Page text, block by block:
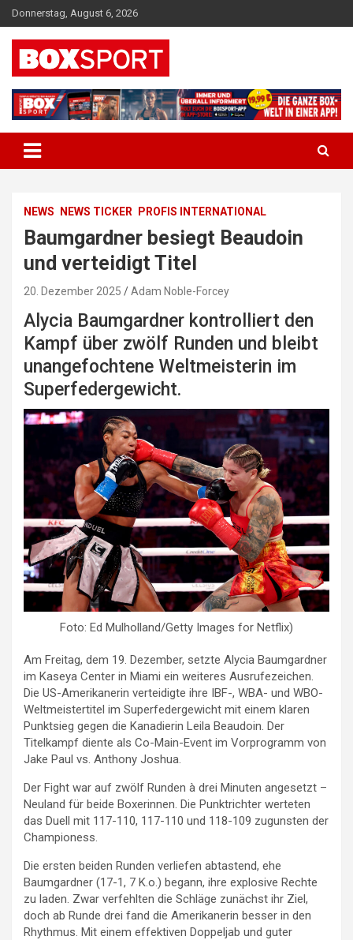
Skip
to
content
Donnerstag, August 6, 2026
BOXSPORT
NEWS NEWS TICKER PROFIS INTERNATIONAL
Baumgardner besiegt Beaudoin
und verteidigt Titel
20. Dezember 2025 Adam Noble-Forcey
Alycia Baumgardner kontrolliert den
Kampf über zwölf Runden und bleibt
unangefochtene Weltmeisterin im
Superfedergewicht.
Foto: Ed Mulholland/Getty Images for Netflix)
Am Freitag, dem 19. Dezember, setzte Alycia Baumgardner
im Kaseya Center in Miami ein weiteres Ausrufezeichen.
Die US-Amerikanerin verteidigte ihre IBF-, WBA- und WBO-
Weltmeistertitel im Superfedergewicht mit einem klaren
Punktsieg gegen die Kanadierin Leila Beaudoin. Der
Titelkampf diente als Co-Main-Event im Vorprogramm von
Jake Paul vs. Anthony Joshua.
Der Fight war auf zwölf Runden à drei Minuten angesetzt –
Neuland für beide Boxerinnen. Die Punktrichter werteten
das Duell mit 117-110, 117-110 und 118-109 zugunsten der
Championess.
Die ersten beiden Runden verliefen abtastend, ehe
Baumgardner (17-1, 7 K.o.) begann, ihre explosive Rechte
zu laden. Zwar verfehlten die Schläge zunächst ihr Ziel,
doch ab Runde drei fand die Amerikanerin besser in den
Rhythmus. Mit einem effektiven Doppeljab und guter